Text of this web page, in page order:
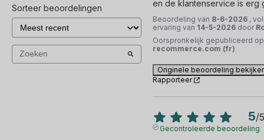
Sorteer beoordelingen
en de klantenservice is erg
Beoordeling van 8-6-2026 ,
ervaring van 14-5-2026 door
Oorspronkelijk gepubliceerd op
recommerce.com (fr)
Originele beoordeling
Rapporteer
5/5
Gecontroleerde beoordeling